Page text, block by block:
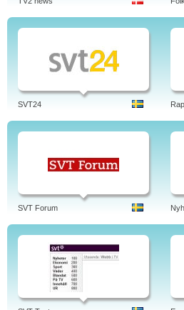
SVT24
SVT Forum